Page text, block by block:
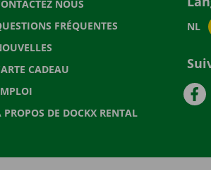
NOUS
FRÉQUENTES
CADEAU
PROPOS DE DOCKX RENTAL
NL